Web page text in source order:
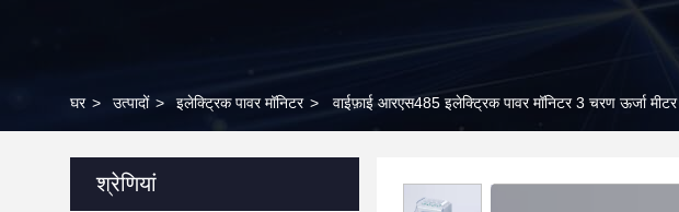
घर > उत्पादों > इलेक्ट्रिक पावर मॉनिटर > वाईफ़ाई आरएस485 इलेक्ट्रिक पावर मॉनिटर 3 चरण ऊर्जा
श्रेणियां